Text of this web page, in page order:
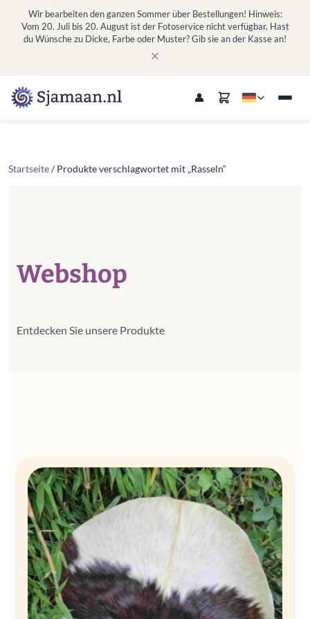
Wir bearbeiten den ganzen Sommer über Bestellungen! Hinweis:
Vom 20. Juli bis 20. August ist der Fotoservice nicht verfügbar. Hast
du Wünsche zu Dicke, Farbe oder Muster? Gib sie an der Kasse an!
Startseite/ Produkte verschlagwortet mit „Rasseln“
Webshop
Entdecken Sie unsere Produkte